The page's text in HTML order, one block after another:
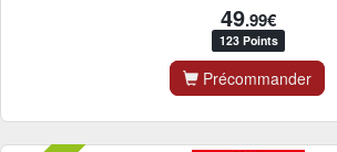
49.99€
123 Points
Précommander